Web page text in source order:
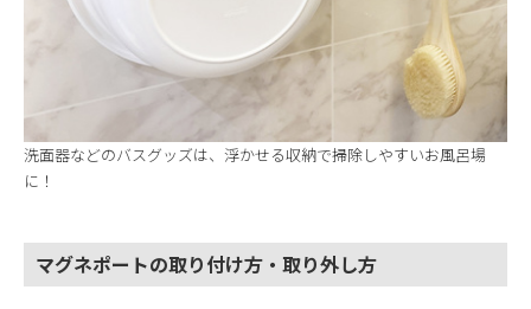
洗面器などのバスグッズは、浮かせる収納で掃除しやすいお風呂場
に！
マグネポートの取り付け方・取り外し方